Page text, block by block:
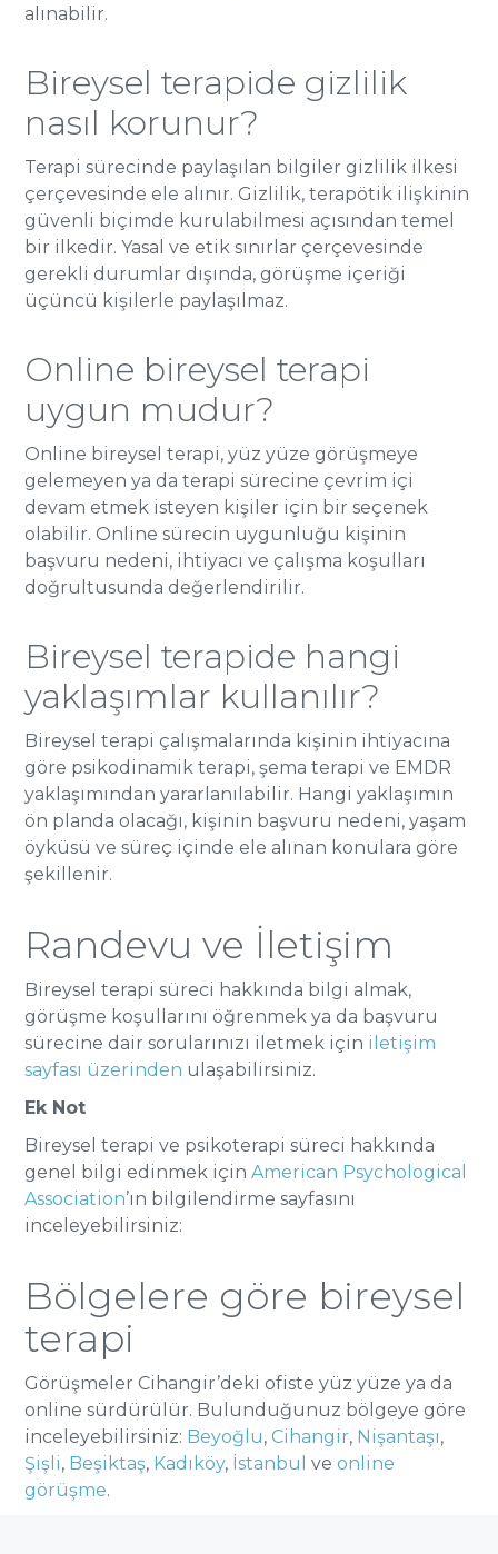
alınabilir.
Bireysel terapide gizlilik
nasıl korunur?
Terapi sürecinde paylaşılan bilgiler gizlilik ilkesi
çerçevesinde ele alınır. Gizlilik, terapötik ilişkinin
güvenli biçimde kurulabilmesi açısından temel
bir ilkedir. Yasal ve etik sınırlar çerçevesinde
gerekli durumlar dışında, görüşme içeriği
üçüncü kişilerle paylaşılmaz.
Online bireysel terapi
uygun mudur?
Online bireysel terapi, yüz yüze görüşmeye
gelemeyen ya da terapi sürecine çevrim içi
devam etmek isteyen kişiler için bir seçenek
olabilir. Online sürecin uygunluğu kişinin
başvuru nedeni, ihtiyacı ve çalışma koşulları
doğrultusunda değerlendirilir.
Bireysel terapide hangi
yaklaşımlar kullanılır?
Bireysel terapi çalışmalarında kişinin ihtiyacına
göre psikodinamik terapi, şema terapi ve EMDR
yaklaşımından yararlanılabilir. Hangi yaklaşımın
ön planda olacağı, kişinin başvuru nedeni, yaşam
öyküsü ve süreç içinde ele alınan konulara göre
şekillenir.
Randevu ve İletişim
Bireysel terapi süreci hakkında bilgi almak,
görüşme koşullarını öğrenmek ya da başvuru
sürecine dair sorularınızı iletmek için iletişim
sayfası üzerinden ulaşabilirsiniz.
Ek Not
Bireysel terapi ve psikoterapi süreci hakkında
genel bilgi edinmek içinAmerican Psychological
Association’ın bilgilendirme sayfasını
inceleyebilirsiniz:
Bölgelere göre bireysel
terapi
Görüşmeler Cihangir’deki ofiste yüz yüze ya da
online sürdürülür. Bulunduğunuz bölgeye göre
inceleyebilirsiniz: Beyoğlu, Cihangir, Nişantaşı,
Şişli, Beşiktaş, Kadıköy, İstanbul veonline
görüşme.